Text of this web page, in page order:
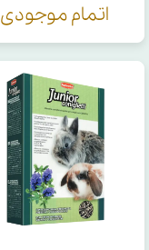
اتمام موجودی